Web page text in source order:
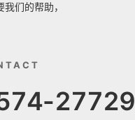
们的帮助，